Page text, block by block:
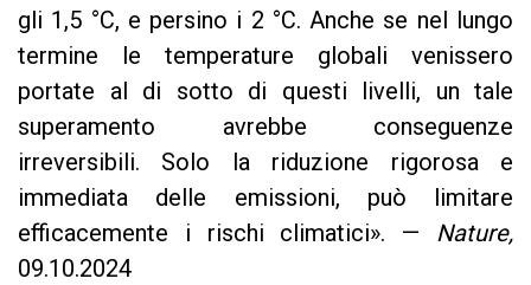
gli 1,5 °C, e persino i 2 °C. Anche se nel lungo
termine le temperature globali venissero
portate al di sotto di questi livelli, un tale
superamento avrebbe conseguenze
irreversibili. Solo la riduzione rigorosa e
immediata delle emissioni, può limitare
efficacemente i rischi climatici». — Nature,
09.10.2024